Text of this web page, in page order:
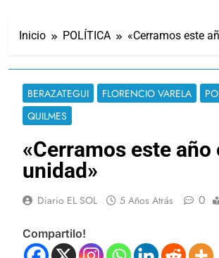
Inicio POLÍTICA «Cerramos este
BERAZATEGUI FLORENCIO VARELA
QUILMES
«Cerramos este año
unidad»
Diario EL SOL 5 Años Atrás 0
Compartilo!